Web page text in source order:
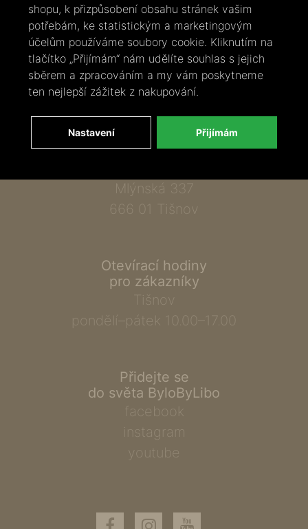
Zavolejte nám
+420 737 886 915
Napište nám
info@bylobylibo.cz
Setkejme se:
Mlýnská 337
666 01 Tišnov
Otevírací hodiny
pro zákazníky
Tišnov
pondělí–pátek 10.00–17.00
Přidejte se
do světa ByloByLibo
facebook
instagram
youtube
shopu, k přizpůsobení obsahu stránek vašim
potřebám, ke statistickým a marketingovým
účelům používáme soubory cookie. Kliknutím na
tlačítko „Přijímám“ nám udělíte souhlas s jejich
sběrem a zpracováním a my vám poskytneme
ten nejlepší zážitek z nakupování.
Nastavení Přijímám